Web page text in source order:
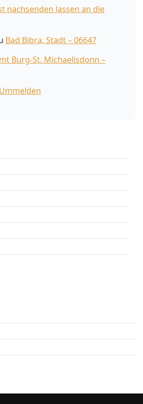
nachsenden lassen an die
Bad Bibra, Stadt – 06647
Burg-St. Michaelisdonn –